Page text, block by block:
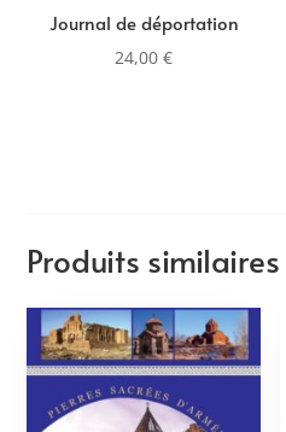
Journal de déportation
24,00€
Produits similaires